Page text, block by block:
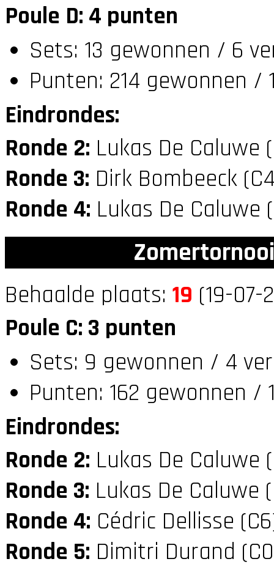
Poule D: 4 punten
Sets: 13 gewonnen / 6
Punten: 214 gewonnen /
Eindrondes:
Ronde 2: Lukas De Caluwe
Ronde 3: Dirk Bombeeck
Ronde 4: Lukas De Caluwe
Behaalde plaats: 19 (19-07-
Poule C: 3 punten
Sets: 9 gewonnen / 4
Punten: 162 gewonnen /
Eindrondes:
Ronde 2: Lukas De Caluwe
Ronde 3: Lukas De Caluwe
Ronde 4: Cédric Dellisse
Ronde 5: Dimitri Durand